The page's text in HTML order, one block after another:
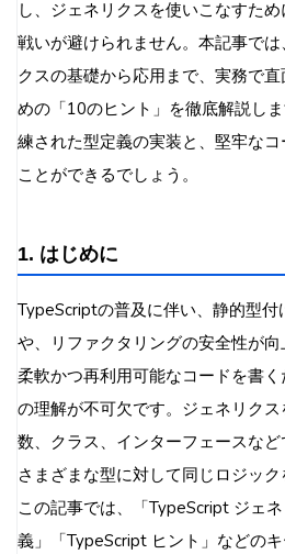
換を行う
ヒント8: Utility Typesを
を実現する
ヒント9: 複雑な型定義
トで補完する
ヒント10: テストとリフ
6. 具体的な実装例とコードス
パラメータ
実装例2: inferと条件付
実装例3: Mapped
合わせ
7. よくある落とし穴とトラ
8. まとめ
9. 参考資料・リンク集
し、ジェネリクスを使いこなすた
戦いが避けられません。本記事で
クスの基礎から応用まで、実務で
めの「10のヒント」を徹底解説し
練された型定義の実装と、堅牢な
ことができるでしょう。
1. はじめに
TypeScriptの普及に伴い、静的型付
や、リファクタリングの安全性が向
柔軟かつ再利用可能なコードを書
の理解が不可欠です。ジェネリク
数、クラス、インターフェースなど
さまざまな型に対して同じロジック
この記事では、「TypeScript ジェ
義」「TypeScript ヒント」などの